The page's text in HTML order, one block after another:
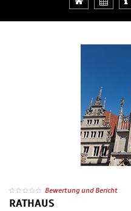
Bewertung und Bericht
RATHAUS